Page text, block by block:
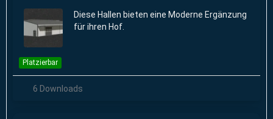
Diese Hallen bieten eine Moderne Ergänzung
für ihren Hof.
Platzierbar
6 Downloads